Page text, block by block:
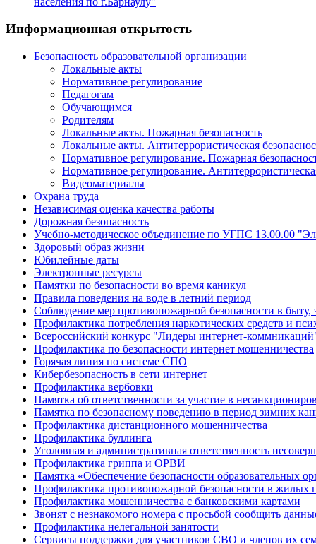
Информационная открытость
Безопасность образовательной организации
Локальные акты
Нормативное регулирование
Педагогам
Обучающимся
Родителям
Локальные акты. Пожарная безопасность
Локальные акты. Антитеррористическая
Нормативное регулирование. Пожарная
Нормативное регулирование.
Видеоматериалы
Охрана труда
Независимая оценка качества работы
Дорожная безопасность
Учебно-методическое объединение по УГПС 13.00.00
Здоровый образ жизни
Юбилейные даты
Электронные ресурсы
Памятки по безопасности во время каникул
Правила поведения на воде в летний период
Соблюдение мер противопожарной безопасности в быту,
Профилактика потребления наркотических средств и
Всероссийский конкурс "Лидеры интернет-
Профилактика по безопасности интернет мошенничества
Горячая линия по системе СПО
Кибербезопасность в сети интернет
Профилактика вербовки
Памятка об ответственности за участие в
Памятка по безопасному поведению в период зимних
Профилактика дистанционного мошенничества
Профилактика буллинга
Уголовная и административная ответственность
Профилактика гриппа и ОРВИ
Памятка «Обеспечение безопасности образовательных
Профилактика противопожарной безопасности в жилых
Профилактика мошенничества с банковскими картами
Звонят с незнакомого номера с просьбой сообщить
Профилактика нелегальной занятости
Сервисы поддержки для участников СВО и членов их